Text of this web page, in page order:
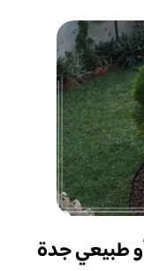
طبيعي جدة